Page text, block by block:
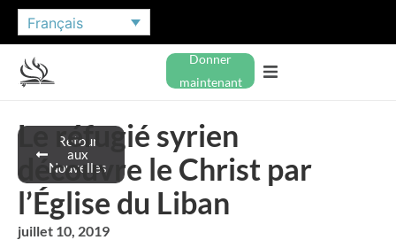
Français
Donner
maintenant
Retour
aux
Nouvelles
Le réfugié syrien
découvre le Christ par
l’Église du Liban
juillet 10, 2019